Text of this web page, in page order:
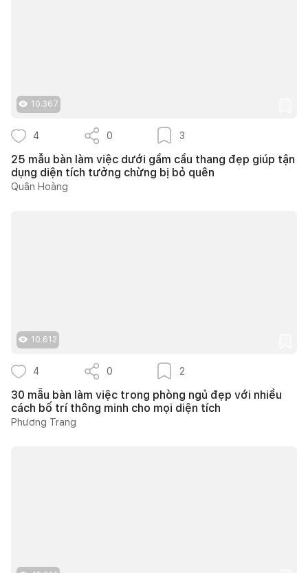
10.367
4 0 3
25 mẫu bàn làm việc dưới gầm cầu thang đẹp giúp tận
dụng diện tích tưởng chừng bị bỏ quên
Quân Hoàng
10.612
4 0 2
30 mẫu bàn làm việc trong phòng ngủ đẹp với nhiều
cách bố trí thông minh cho mọi diện tích
Phương Trang